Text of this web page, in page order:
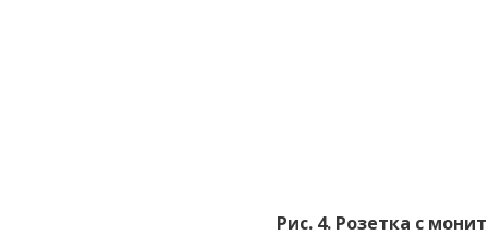
Рис. 4. Розетка с